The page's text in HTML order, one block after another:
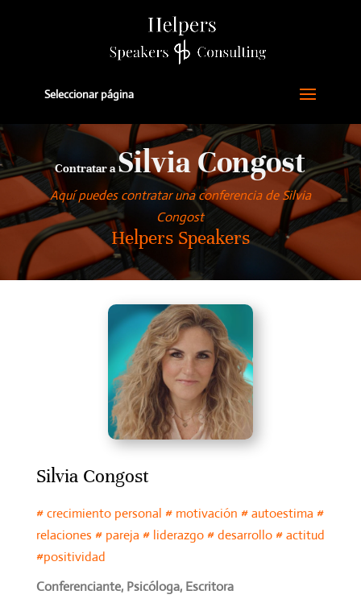
Seleccionar página
Contratar aSilvia Congost
Aquí puedes contratar una conferencia de Silvia
Congost
Helpers Speakers
Silvia Congost
# crecimiento personal # motivación # autoestima #
relaciones # pareja # liderazgo # desarrollo # actitud
#positividad
Conferenciante, Psicóloga, Escritora